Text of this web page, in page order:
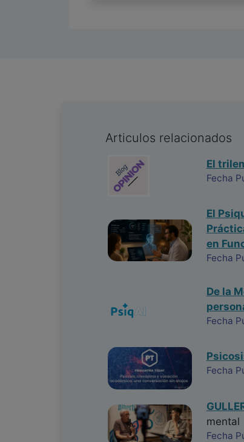
Articulos relacionados
El
Fecha
El
en
Fecha
De la
Fecha
Fecha
mental
Fecha